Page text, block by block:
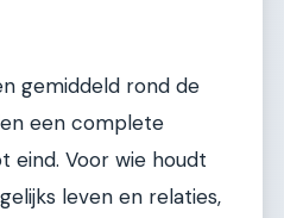
gemiddeld rond de
een complete
eind. Voor wie houdt
leven en relaties,